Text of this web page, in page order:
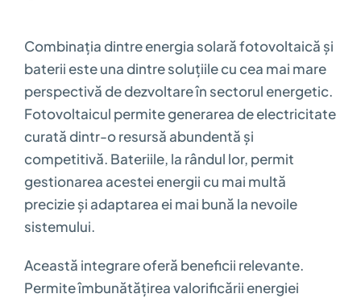
Combinația dintre energia solară fotovoltaică și
baterii este una dintre soluțiile cu cea mai mare
perspectivă de dezvoltare în sectorul energetic.
Fotovoltaicul permite generarea de electricitate
curată dintr-o resursă abundentă și
competitivă. Bateriile, la rândul lor, permit
gestionarea acestei energii cu mai multă
precizie și adaptarea ei mai bună la nevoile
sistemului.
Această integrare oferă beneficii relevante.
Permite îmbunătățirea valorificării energiei